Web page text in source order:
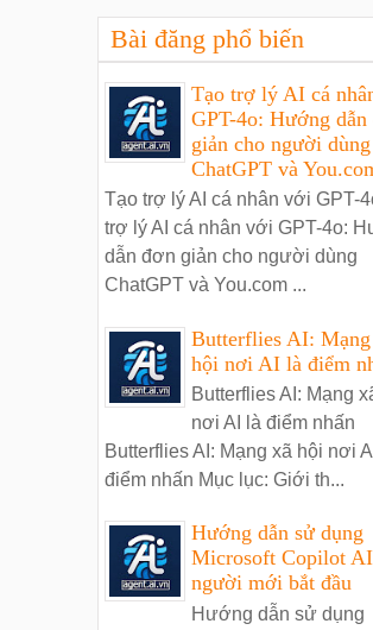
Bài đăng phổ biến
Tạo trợ lý AI cá
GPT-4o: Hướng dẫn
giản cho người dùng
ChatGPT và
Tạo trợ lý AI cá nhân với GPT-
trợ lý AI cá nhân với GPT-4o:
dẫn đơn giản cho người dùng
ChatGPT và You.com ...
Butterflies AI: Mạng
hội nơi AI là điểm
Butterflies AI: Mạng
nơi AI là điểm nhấn
Butterflies AI: Mạng xã hội nơi
điểm nhấn Mục lục: Giới th...
Hướng dẫn sử dụng
Microsoft Copilot
người mới bắt đầu
Hướng dẫn sử dụng